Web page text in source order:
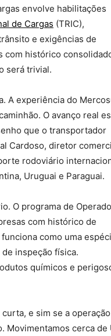
envolve habilitações
de Cargas (TRIC),
e exigências de
com histórico
será trivial.
A experiência do
O avanço real
que o transportador
Cardoso, diretor
rodoviário
Uruguai e Paraguai.
O programa de
com histórico de
como uma
inspeção física.
químicos e
e sim se a operação
Movimentamos cerca de